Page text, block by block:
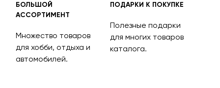
БОЛЬШОЙ
АССОРТИМЕНТ
Множество товаров
для хобби, отдыха и
автомобилей.
ПОДАРКИ К ПОКУПКЕ
Полезные подарки
для многих товаров
каталога.